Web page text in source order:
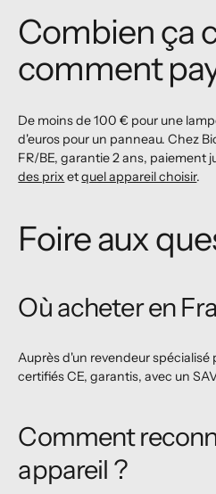
Combien ça
comment
De moins de 100 € pour une
d'euros pour un panneau. Chez
FR/BE, garantie 2 ans, paiement
des prixetquel appareil choisir.
Foire aux
Où acheter en
Auprès d'un revendeur
certifiés CE, garantis, avec un
Comment
appareil ?